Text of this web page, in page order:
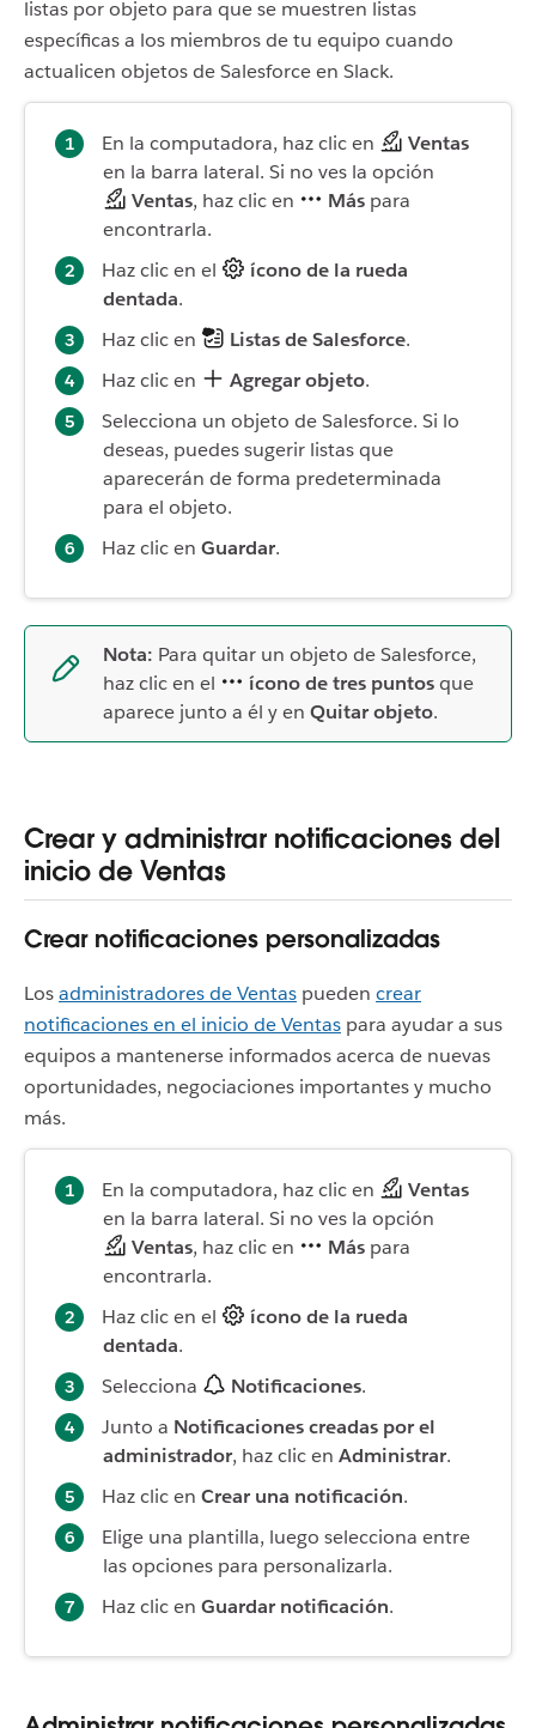
listas por objeto para que se muestren listas
específicas a los miembros de tu equipo cuando
actualicen objetos de Salesforce en Slack.
En la computadora, haz clic en
Ventas
en la barra lateral. Si no ves la opción
Ventas, haz clic en Más para
encontrarla.
Haz clic en el
ícono de la rueda
dentada.
Haz clic en
Listas de Salesforce.
Haz clic en
Agregar objeto.
Selecciona un objeto de Salesforce. Si lo
deseas, puedes sugerir listas que
aparecerán de forma predeterminada
para el objeto.
Haz clic en Guardar.
Nota: Para quitar un objeto de Salesforce,
haz clic en el
ícono de tres puntosque
aparece junto a él y en Quitar objeto.
Crear y administrar notificaciones del
inicio de Ventas
Crear notificaciones personalizadas
Losadministradores de Ventas pueden crear
notificaciones en el inicio de Ventas para ayudar a sus
equipos a mantenerse informados acerca de nuevas
oportunidades, negociaciones importantes y mucho
más.
En la computadora, haz clic en
Ventas
en la barra lateral. Si no ves la opción
Ventas, haz clic en Más para
encontrarla.
Haz clic en el
ícono de la rueda
dentada.
Selecciona
Notificaciones.
Junto a Notificaciones creadas por el
administrador, haz clic en Administrar.
Haz clic en Crear una notificación.
Elige una plantilla, luego selecciona entre
las opciones para personalizarla.
Haz clic en Guardar notificación.